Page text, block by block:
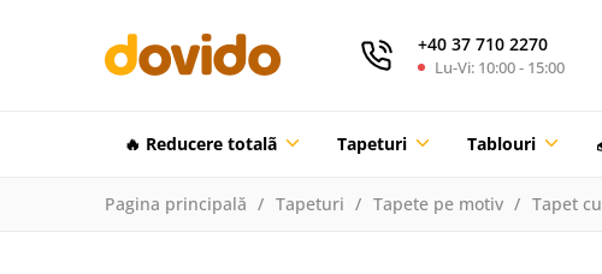
+40 37 710 2270
Lu-Vi: 10:00 - 15:00
🔥 Reducere totalã Tapeturi Tablouri
Pagina principală Tapeturi Tapete pe motiv Tapet